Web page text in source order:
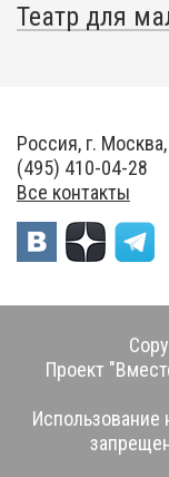
Театр для
Россия, г.
(495) 410-04-28
Все контакты
Проект
Использование